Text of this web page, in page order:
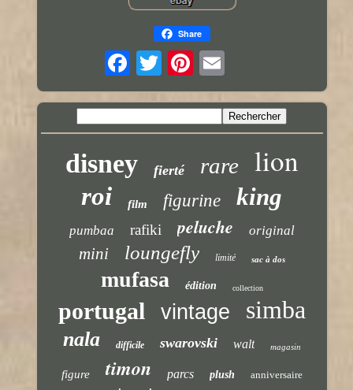
Share
disney fierté rare lion
roi film figurine king
pumbaa rafiki peluche original
mini loungefly limité sac à dos
mufasa édition collection
portugal vintage simba
nala difficile swarovski walt magasin
figure timon parcs plush anniversaire